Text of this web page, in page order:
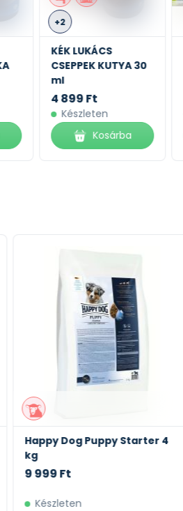
+2
KÉK LUKÁCS
CSEPPEK KUTYA 30
ml
4 899 Ft
Készleten
Kosárba
Happy Dog Puppy Starter 4
kg
9 999 Ft
Készleten